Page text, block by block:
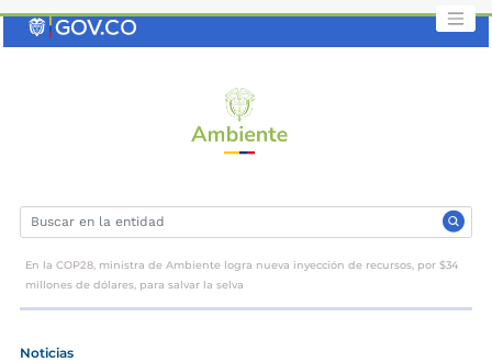
En la COP28, ministra de Ambiente logra nueva inyección de recursos, por $34
millones de dólares, para salvar la selva
Noticias